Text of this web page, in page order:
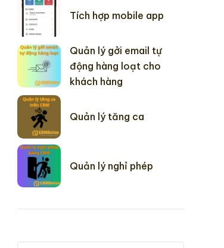
Tích hợp mobile app
Quản lý gởi email tự
động hàng loạt cho
khách hàng
Quản lý tăng ca
Quản lý nghỉ phép